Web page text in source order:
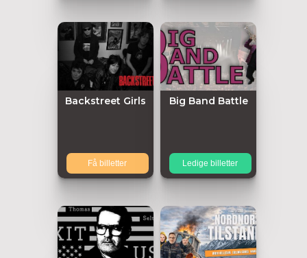
Backstreet Girls
Få billetter
Big Band Battle
Ledige billetter